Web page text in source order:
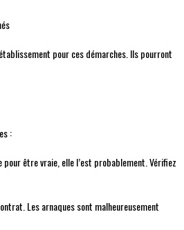
pour ces démarches. Ils pourront
:
pour être vraie, elle l’est probablement. Vérifiez
Les arnaques sont malheureusement